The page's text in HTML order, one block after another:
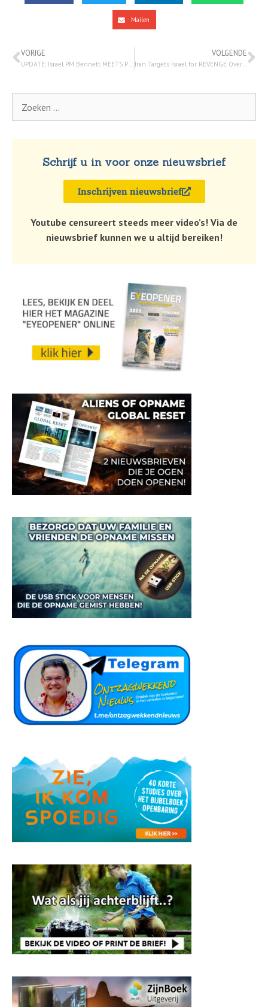
Mailen
VORIGE VOLGENDE
Iran Targets Israel for REVENGE Over Syria Strike; UAE & Saudis REFUSE Biden Call |Watchman Newscast
Schrijf u in voor onze nieuwsbrief
Inschrijven nieuwsbrief
Youtube censureert steeds meer video’s! Via de
nieuwsbrief kunnen we u altijd bereiken!